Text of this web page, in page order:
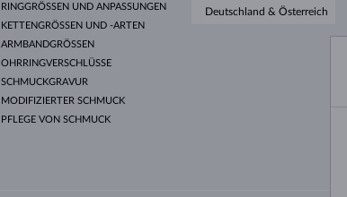
RINGGRÖSSEN UND ANPASSUNGEN
KETTENGRÖSSEN UND -ARTEN
ARMBANDGRÖSSEN
OHRRINGVERSCHLÜSSE
SCHMUCKGRAVUR
MODIFIZIERTER SCHMUCK
PFLEGE VON SCHMUCK
Deutschland & Österreich